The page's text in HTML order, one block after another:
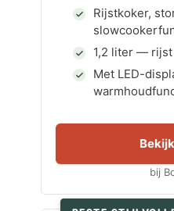
Rijstkoker,
1,2 liter —
Met LED-
bij